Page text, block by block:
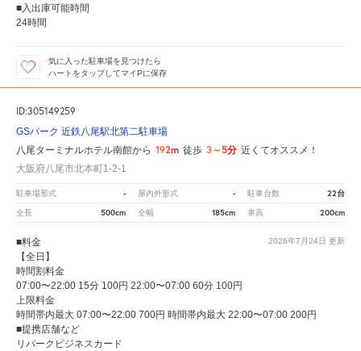
■入出庫可能時間
24時間
気に入った駐車場を見つけたら
ハートをタップしてマイPに保存
ID:305149259
GSパーク 近鉄八尾駅北第二駐車場
八尾ターミナルホテル南館から 192m 徒歩 3～5分 近くてオススメ！
大阪府八尾市北本町1-2-1
駐車場形式 - 屋内外形式 - 駐車台数 22台
全長 500cm 全幅 185cm 車高 200cm
2026年7月24日 更新
■料金
【全日】
時間割料金
07:00〜22:00 15分 100円 22:00〜07:00 60分 100円
上限料金
時間帯内最大 07:00〜22:00 700円 時間帯内最大 22:00〜07:00 200円
■提携店舗など
リパークビジネスカード